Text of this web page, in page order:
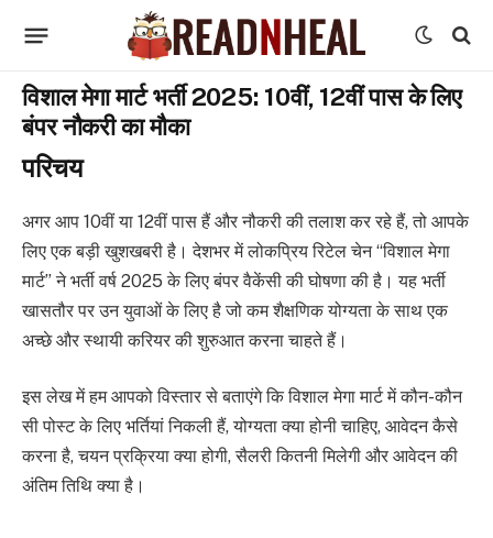
विशाल मेगा मार्ट भर्ती 2025: 10वीं, 12वीं पास के लिए
बंपर नौकरी का मौका
परिचय
अगर आप 10वीं या 12वीं पास हैं और नौकरी की तलाश कर रहे हैं, तो आपके
लिए एक बड़ी खुशखबरी है। देशभर में लोकप्रिय रिटेल चेन “विशाल मेगा
मार्ट” ने भर्ती वर्ष 2025 के लिए बंपर वैकेंसी की घोषणा की है। यह भर्ती
खासतौर पर उन युवाओं के लिए है जो कम शैक्षणिक योग्यता के साथ एक
अच्छे और स्थायी करियर की शुरुआत करना चाहते हैं।
इस लेख में हम आपको विस्तार से बताएंगे कि विशाल मेगा मार्ट में कौन-कौन
सी पोस्ट के लिए भर्तियां निकली हैं, योग्यता क्या होनी चाहिए, आवेदन कैसे
करना है, चयन प्रक्रिया क्या होगी, सैलरी कितनी मिलेगी और आवेदन की
अंतिम तिथि क्या है।